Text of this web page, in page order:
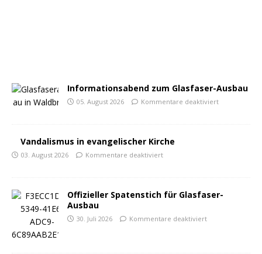
Informationsabend zum Glasfaser-Ausbau
05. August 2026 Kommentare deaktiviert
Vandalismus in evangelischer Kirche
03. August 2026 Kommentare deaktiviert
Offizieller Spatenstich für Glasfaser-
Ausbau
30. Juli 2026 Kommentare deaktiviert